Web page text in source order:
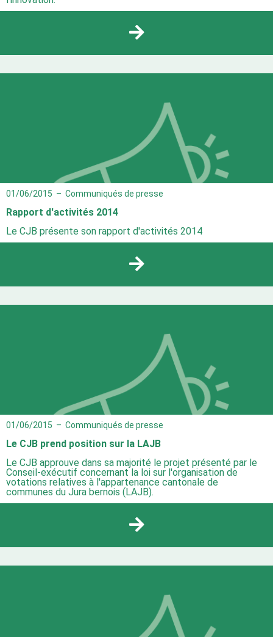
01/06/2015 – Communiqués de presse
Rapport d'activités 2014
Le CJB présente son rapport d'activités 2014
01/06/2015 – Communiqués de presse
Le CJB prend position sur la LAJB
Le CJB approuve dans sa majorité le projet présenté par le
Conseil-exécutif concernant la loi sur l'organisation de
votations relatives à l'appartenance cantonale de
communes du Jura bernois (LAJB).